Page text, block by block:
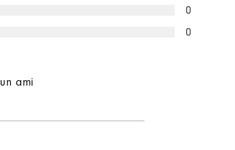
0
0
ami